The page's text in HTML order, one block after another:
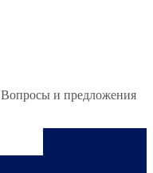
Вопросы и предложения